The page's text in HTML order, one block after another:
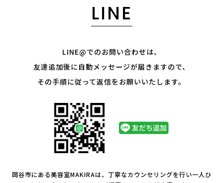
LINE
LINE@でのお問い合わせは、
友達追加後に自動メッセージが届きますので、
その手順に従って返信をお願いいたします。
岡谷市にある美容室MAKIRAは、丁寧なカウンセリングを行い一人ひ